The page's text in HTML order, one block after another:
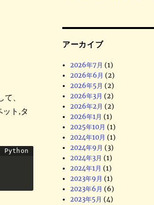
て、
ット,タ
アーカイブ
2026年7月 (1)
2026年6月 (2)
2026年5月 (2)
2026年3月 (2)
2026年2月 (2)
2026年1月 (1)
2025年10月 (1)
2024年10月 (1)
2024年9月 (3)
2024年3月 (1)
2024年1月 (1)
2023年9月 (1)
2023年6月 (6)
2023年5月 (4)